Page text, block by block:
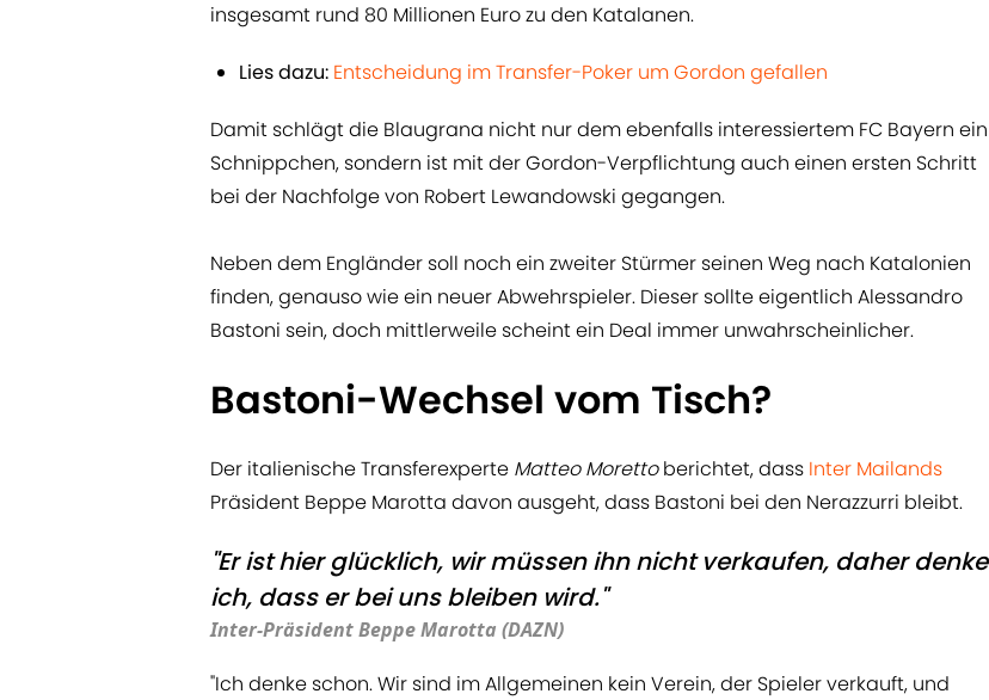
insgesamt rund 80 Millionen Euro zu den Katalanen.
Lies dazu: Entscheidung im Transfer-Poker um Gordon gefallen
Damit schlägt die Blaugrana nicht nur dem ebenfalls interessiertem FC Bayern ein
Schnippchen, sondern ist mit der Gordon-Verpflichtung auch einen ersten Schritt
bei der Nachfolge von Robert Lewandowski gegangen.
Neben dem Engländer soll noch ein zweiter Stürmer seinen Weg nach Katalonien
finden, genauso wie ein neuer Abwehrspieler. Dieser sollte eigentlich Alessandro
Bastoni sein, doch mittlerweile scheint ein Deal immer unwahrscheinlicher.
Bastoni-Wechsel vom Tisch?
Der italienische Transferexperte Matteo Morettoberichtet, dass Inter Mailands
Präsident Beppe Marotta davon ausgeht, dass Bastoni bei den Nerazzurri bleibt.
"Er ist hier glücklich, wir müssen ihn nicht verkaufen, daher denke
ich, dass er bei uns bleiben wird."
Inter-Präsident Beppe Marotta (DAZN)
"Ich denke schon. Wir sind im Allgemeinen kein Verein, der Spieler verkauft, und